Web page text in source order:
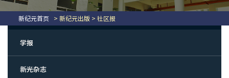
新纪元首页 > 新纪元出版 > 社区报
学报
新光杂志